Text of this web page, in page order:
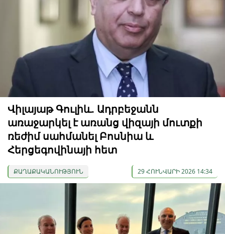
Վիլայաթ Գուլիև. Ադրբեջանն
առաջարկել է առանց վիզայի մուտքի
ռեժիմ սահմանել Բոսնիա և
Հերցեգովինայի հետ
ՔԱՂԱՔԱԿԱՆՈՒԹՅՈՒՆ 29 ՀՈՒՆՎԱՐԻ 2026 14:34